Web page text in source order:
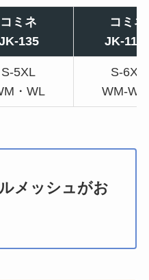
コミネ
135
コミネ
JK-
S-5XL
・WL
S-6XL
WM-
メッシュがお